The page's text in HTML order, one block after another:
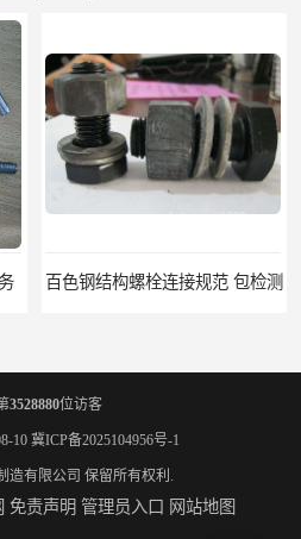
百色钢结构螺栓连接规范 包检测
3528880位访客
10 冀ICP备2025104956号-1
造有限公司 保留所有权利.
免责声明 管理员入口 网站地图